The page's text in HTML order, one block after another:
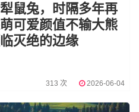
鼠兔，时隔多年再
可爱颜值不输大熊
灭绝的边缘
313 次 2026-06-04